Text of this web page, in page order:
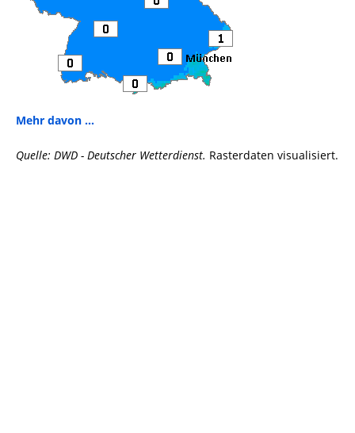
Mehr davon ...
Quelle: DWD - Deutscher Wetterdienst. Rasterdaten visualisiert.